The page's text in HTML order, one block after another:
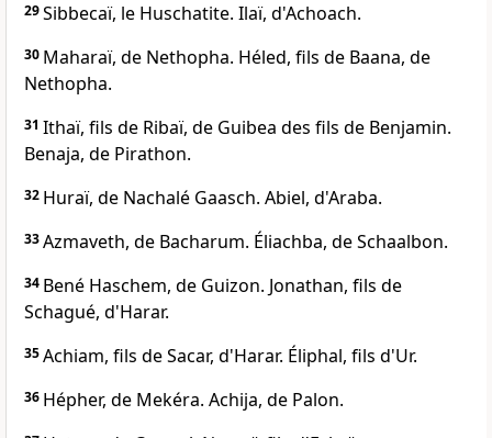
29Sibbecaï, le Huschatite. Ilaï, d'Achoach.
30 Maharaï, de Nethopha. Héled, fils de Baana, de
Nethopha.
31 Ithaï, fils de Ribaï, de Guibea des fils de Benjamin.
Benaja, de Pirathon.
32 Huraï, de Nachalé Gaasch. Abiel, d'Araba.
33Azmaveth, de Bacharum. Éliachba, de Schaalbon.
34 Bené Haschem, de Guizon. Jonathan, fils de
Schagué, d'Harar.
35Achiam, fils de Sacar, d'Harar. Éliphal, fils d'Ur.
36 Hépher, de Mekéra. Achija, de Palon.